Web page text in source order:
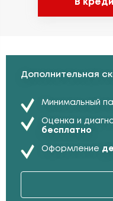
В
Дополнительная
Минимальный
Оценка и
бесплатно
Оформление